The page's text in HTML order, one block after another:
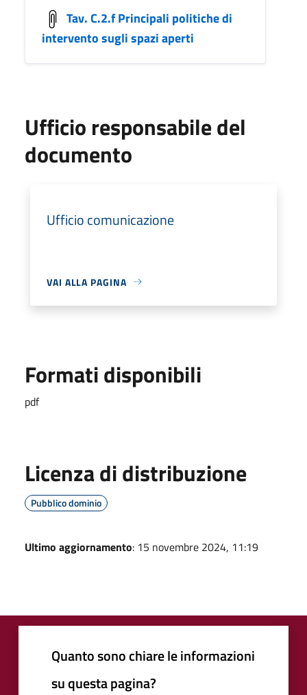
Tav. C.2.f Principali politiche di
intervento sugli spazi aperti
Ufficio responsabile del
documento
Ufficio comunicazione
VAI ALLA PAGINA
Formati disponibili
pdf
Licenza di distribuzione
Pubblico dominio
Ultimo aggiornamento: 15 novembre 2024, 11:19
Quanto sono chiare le informazioni
su questa pagina?